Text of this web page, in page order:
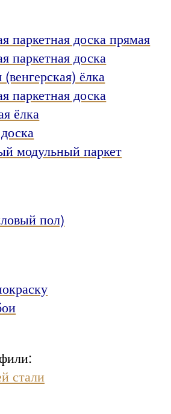
паркетная доска прямая
паркетная доска
ёлка
паркетная доска
ёлка
модульный паркет
пол)
стали